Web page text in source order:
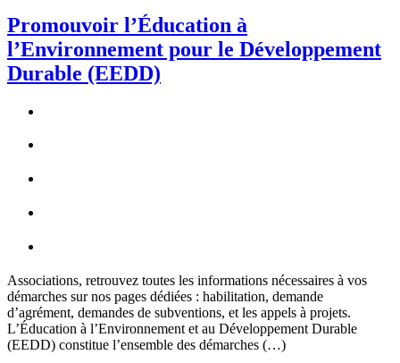
Promouvoir l’Éducation à
l’Environnement pour le Développement
Durable (EEDD)
Associations, retrouvez toutes les informations nécessaires à vos
démarches sur nos pages dédiées : habilitation, demande
d’agrément, demandes de subventions, et les appels à projets.
L’Éducation à l’Environnement et au Développement Durable
(EEDD) constitue l’ensemble des démarches (…)